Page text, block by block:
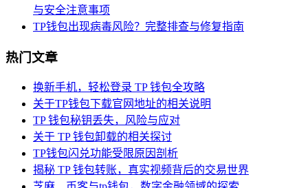
与安全注意事项
TP钱包出现病毒风险？完整排查与修复指南
热门文章
换新手机，轻松登录 TP 钱包全攻略
关于TP钱包下载官网地址的相关说明
TP 钱包秘钥丢失，风险与应对
关于 TP 钱包卸载的相关探讨
TP钱包闪兑功能受限原因剖析
揭秘 TP 钱包转账，真实视频背后的交易世界